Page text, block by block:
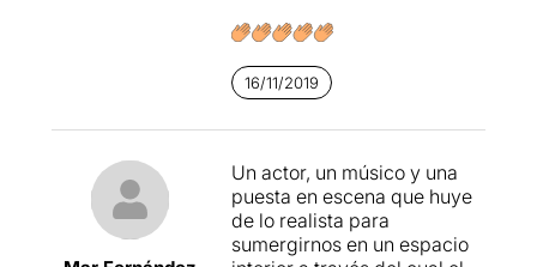
16/11/2019
Un actor, un músico y una
puesta en escena que huye
de lo realista para
sumergirnos en un espacio